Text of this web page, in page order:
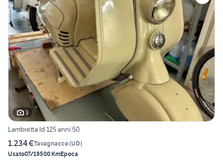
3
Lambretta ld 125 anni 50
1.234 €Tavagnacco(UD)
Usato07/19500 KmEpoca